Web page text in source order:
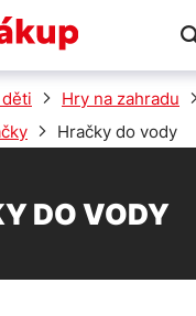
VÝPRODEJ
Hry na zahradu
Hračky do vody
DO VODY